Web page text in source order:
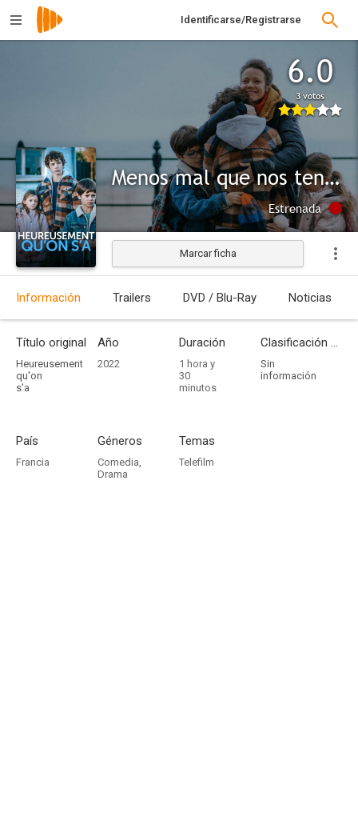
Identificarse/Registrarse
6.0
3 votos
Menos mal que nos tenemos
Estrenada
Marcar ficha
Información Trailers DVD / Blu-Ray Noticias
Título original
Heureusement
qu'on
s'a
Año
2022
Duración
1 hora y
30
minutos
Clasificación por edades
Sin
información
País
Francia
Géneros
Comedia,
Drama
Temas
Telefilm